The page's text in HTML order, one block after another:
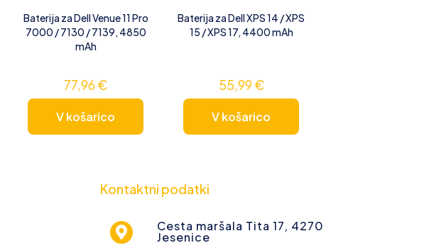
Baterija za Dell Venue 11 Pro
7000 / 7130 / 7139, 4850
mAh
77,96€
V košarico
Baterija za Dell XPS 14 / XPS
15 / XPS 17, 4400 mAh
55,99€
V košarico
Kontaktni podatki
Cesta maršala Tita 17, 4270
Jesenice